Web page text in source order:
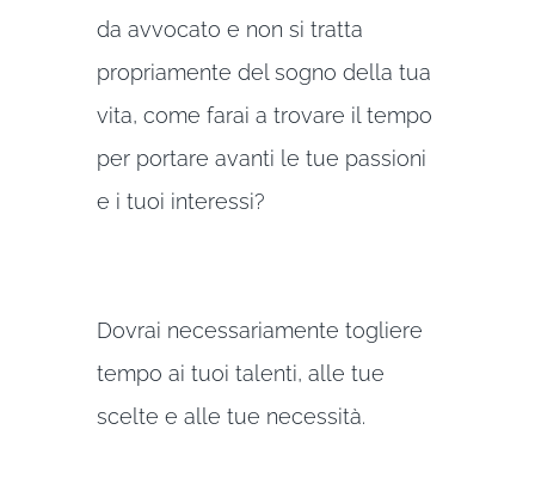
da avvocato e non si tratta
propriamente del sogno della tua
vita, come farai a trovare il tempo
per portare avanti le tue passioni
e i tuoi interessi?
Dovrai necessariamente togliere
tempo ai tuoi talenti, alle tue
scelte e alle tue necessità.